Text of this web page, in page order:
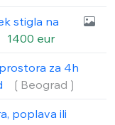
stigla na
1400 eur
za 4h
❲Beograd❳
poplava ili